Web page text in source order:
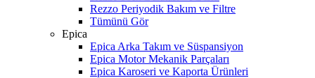
Rezzo Periyodik Bakım ve Filtre
Tümünü Gör
Epica
Epica Arka Takım ve Süspansiyon
Epica Motor Mekanik Parçaları
Epica Karoseri ve Kaporta Ürünleri